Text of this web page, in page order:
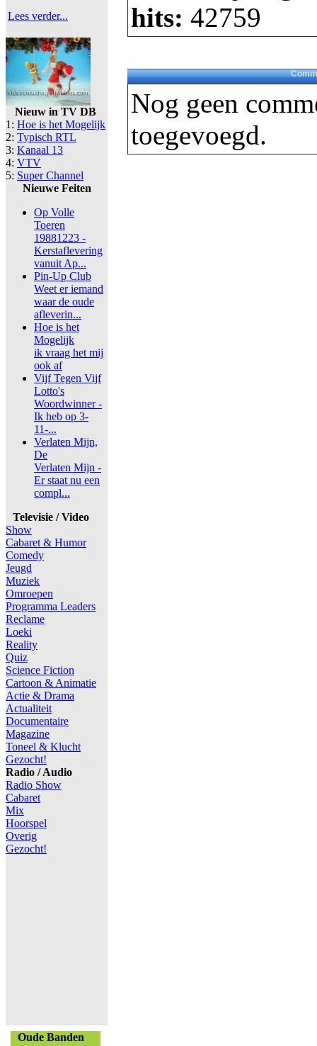
Lees verder...
Nieuw in TV DB
1: Hoe is het Mogelijk
2: Typisch RTL
3: Kanaal 13
4: VTV
5: Super Channel
Nieuwe Feiten
Op Volle
Toeren
19881223 -
Kerstaflevering
vanuit Ap...
Pin-Up Club
Weet er iemand
waar de oude
afleverin...
Hoe is het
Mogelijk
ik vraag het mij
ook af
Vijf Tegen Vijf
Lotto's
Woordwinner -
Ik heb op 3-
11-...
Verlaten Mijn,
De
Verlaten Mijn -
Er staat nu een
compl...
Televisie / Video
Show
Cabaret & Humor
Comedy
Jeugd
Muziek
Omroepen
Programma Leaders
Reclame
Loeki
Reality
Quiz
Science Fiction
Cartoon & Animatie
Actie & Drama
Actualiteit
Documentaire
Magazine
Toneel & Klucht
Gezocht!
Radio / Audio
Radio Show
Cabaret
Mix
Hoorspel
Overig
Gezocht!
Oude Banden
hits: 42759
Nog geen
toegevoegd.